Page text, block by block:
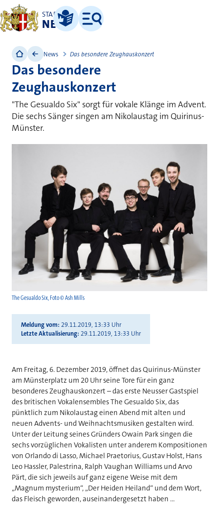
STADT
NEUSS
Leichte Sprache
Menü
The Gesualdo Six, Foto © Ash Mills
News Das besondere Zeughauskonzert
Das besondere
Zeughauskonzert
"The Gesualdo Six" sorgt für vokale Klänge im Advent.
Die sechs Sänger singen am Nikolaustag im Quirinus-
Münster.
Meldung vom 29.11.2019, 13:33 Uhr
Letzte Aktualisierung 29.11.2019, 13:33 Uhr
Am Freitag, 6. Dezember 2019, öffnet das Quirinus-Münster
am Münsterplatz um 20 Uhr seine Tore für ein ganz
besonderes Zeughauskonzert – das erste Neusser Gastspiel
des britischen Vokalensembles The Gesualdo Six, das
pünktlich zum Nikolaustag einen Abend mit alten und
neuen Advents- und Weihnachtsmusiken gestalten wird.
Unter der Leitung seines Gründers Owain Park singen die
sechs vorzüglichen Vokalisten unter anderem Kompositionen
von Orlando di Lasso, Michael Praetorius, Gustav Holst, Hans
Leo Hassler, Palestrina, Ralph Vaughan Williams und Arvo
Pärt, die sich jeweils auf ganz eigene Weise mit dem
„Magnum mysterium“, „Der Heiden Heiland“ und dem Wort,
das Fleisch geworden, auseinandergesetzt haben ...